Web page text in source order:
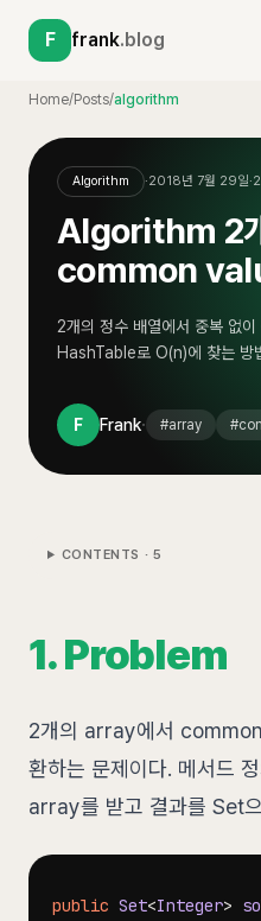
F frank.blog
Home/Posts/algorithm
Algorithm ·2018년 7월 29일·2
Algorithm 2
common
2개의 정수 배열에서 중복 없
HashTable로 O(n)에 찾는 방
F Frank· #array #
CONTENTS · 5
1. Problem
2개의 array에서
환하는 문제이다. 메서드
array를 받고 결과를 Set
public Set<Integer>